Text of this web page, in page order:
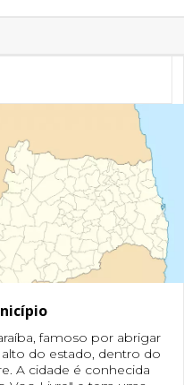
famoso por abrigar
do estado, dentro do
A cidade é conhecida